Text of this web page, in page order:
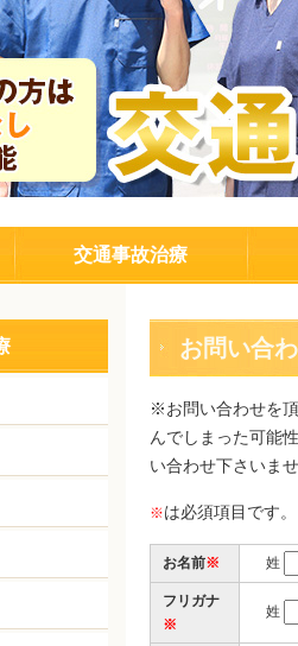
交通事故治療
お問い合
※お問い合わせを
んでしまった可能
い合わせ下さいま
※は必須項目です。
お名前※ 姓
フリガナ
※
姓